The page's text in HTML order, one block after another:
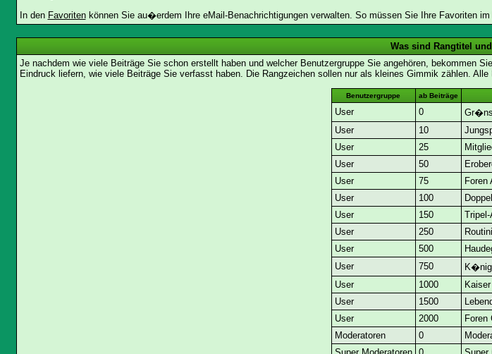
In den Favoritenkönnen Sie au�erdem Ihre eMail-Benachrichtigungen verwalten. So müssen Sie Ihre Favoriten
Was sind Rangtitel
Je nachdem wie viele Beiträge Sie schon erstellt haben und welcher Benutzergruppe Sie angehören, bekommen
Eindruck liefern, wie viele Beiträge Sie verfasst haben. Die Rangzeichen sollen nur als kleines Gimmik zählen.
Benutzergruppe ab Beiträge
User 0
User
10
User
25
User
50
User
75
Foren
User
100
User
150
Tripel-
User
250
User
500
User
750
K�nig
User
1000
Kaiser
User
1500
User
2000
Foren
Moderatoren
0